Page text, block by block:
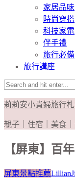
家居品味
時尚穿搭
科技家電
伴手禮
旅行必備
旅行講座
莉莉安小貴婦旅行
親子｜住宿｜美食
【屏東】百
屏東景點推薦